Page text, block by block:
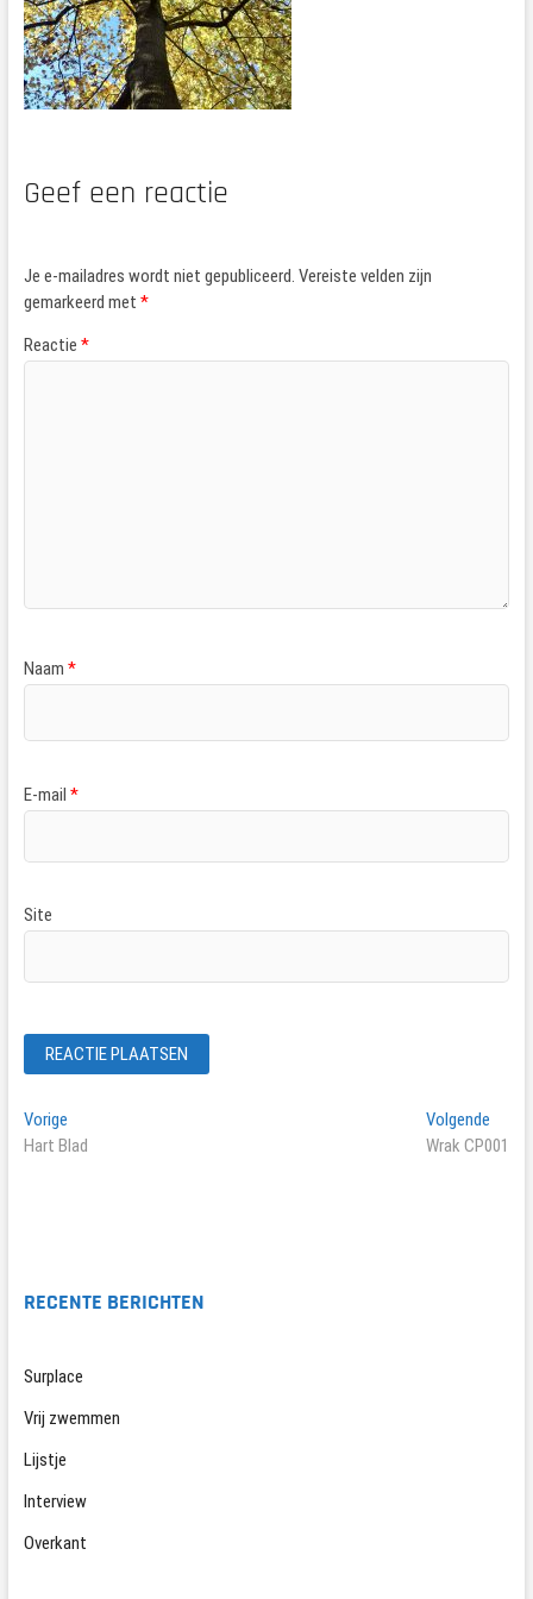
Geef een reactie
Je e-mailadres wordt niet gepubliceerd. Vereiste velden zijn
gemarkeerd met *
Reactie *
Naam *
E-mail *
Site
Bericht
navigatie
VorigeVorig
bericht:
Hart Blad
Volgende
Wrak CP001
RECENTE BERICHTEN
Surplace
Vrij zwemmen
Lijstje
Interview
Overkant